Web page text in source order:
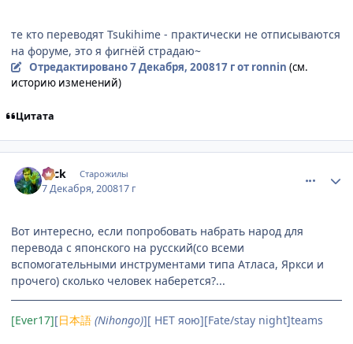
те кто переводят Tsukihime - практически не отписываются
на форуме, это я фигнёй страдаю~
Отредактировано7 Декабря, 200817 гот ronnin (см.
историю изменений)
Цитата
Nick Старожилы
7 Декабря, 200817 г
Вот интересно, если попробовать набрать народ для
перевода с японского на русский(со всеми
вспомогательными инструментами типа Атласа, Яркси и
прочего) сколько человек наберется?...
[Ever17][日本語 (Nihongo)][ НЕТ яою][Fate/stay night]teams